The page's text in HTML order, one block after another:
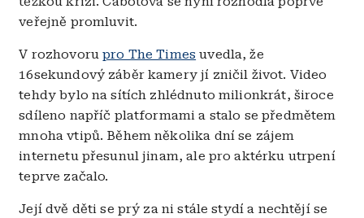
veřejně promluvit.
V rozhovorupro The Times uvedla, že
16sekundový záběr kamery jí zničil život. Video
tehdy bylo na sítích zhlédnuto milionkrát, široce
sdíleno napříč platformami a stalo se předmětem
mnoha vtipů. Během několika dní se zájem
internetu přesunul jinam, ale pro aktérku utrpení
teprve začalo.
Její dvě děti se prý za ni stále stydí a nechtějí se